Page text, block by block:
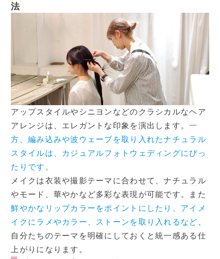
法
アップスタイルやシニヨンなどのクラシカルなヘア
アレンジは、エレガントな印象を演出します。一
方、編み込みや波ウェーブを取り入れたナチュラル
スタイルは、カジュアルフォトウェディングにぴっ
たりです。
メイクは衣装や撮影テーマに合わせて、ナチュラル
やモード、華やかなど多彩な表現が可能です。また
鮮やかなリップカラーをポイントにしたり、アイメ
イクにラメやカラー、ストーンを取り入れるなど
自分たちのテーマを明確にしておくと統一感ある仕
上がりになります。